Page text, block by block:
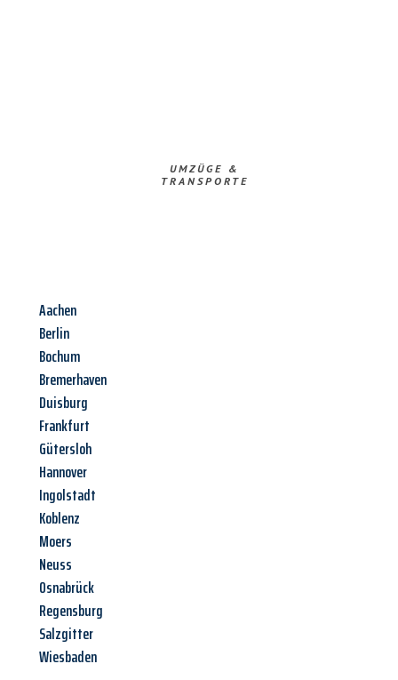
UMZÜGE &
TRANSPORTE
Aachen
Berlin
Bochum
Bremerhaven
Duisburg
Frankfurt
Gütersloh
Hannover
Ingolstadt
Koblenz
Moers
Neuss
Osnabrück
Regensburg
Salzgitter
Wiesbaden